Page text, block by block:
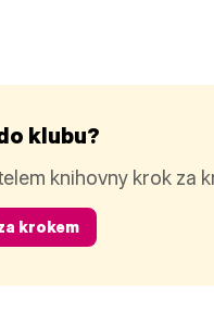
klubu?
knihovny krok za
krokem